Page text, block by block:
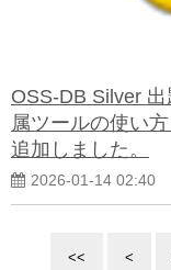
OSS-DB Silver
属ツールの使い
追加しました。
2026-01-14 02:40
<< <